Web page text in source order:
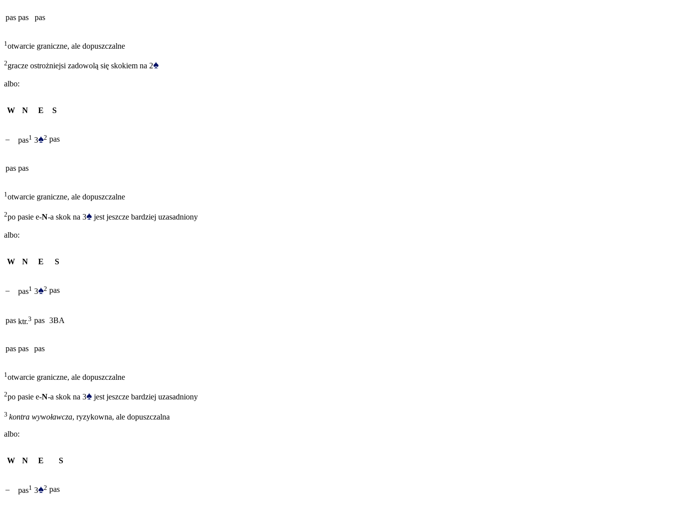
pas pas pas
1 otwarcie graniczne, ale dopuszczalne
2gracze ostrożniejsi zadowolą się skokiem na 2♠
albo:
W N E S
– pas1 3♠2 pas
pas pas
1otwarcie graniczne, ale dopuszczalne
2po pasie e-N-a skok na 3♠ jest jeszcze bardziej uzasadniony
albo:
W N E S
– pas1 3♠2 pas
pas ktr.3 pas 3BA
pas pas pas
1 otwarcie graniczne, ale dopuszczalne
2po pasie e-N-a skok na 3♠ jest jeszcze bardziej uzasadniony
3 kontra wywoławcza, ryzykowna, ale dopuszczalna
albo:
W N E S
– pas1 3♠2 pas